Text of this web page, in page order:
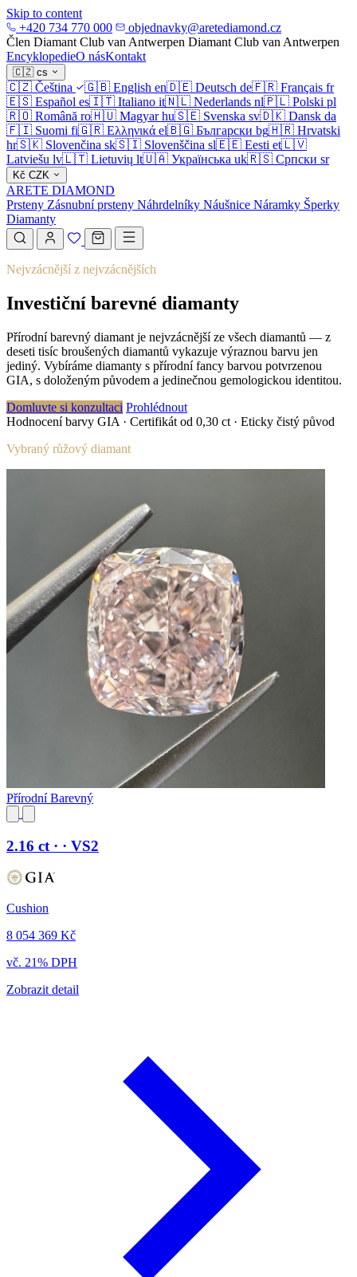
Skip to content
+420 734 770 000
objednavky@aretediamond.cz
Člen Diamant Club van Antwerpen Diamant Club van Antwerpen
EncyklopedieO násKontakt
🇨🇿 cs
🇨🇿 Čeština 🇬🇧 English en🇩🇪 Deutsch de🇫🇷 Français fr
🇪🇸 Español es🇮🇹 Italiano it🇳🇱 Nederlands nl🇵🇱 Polski pl
🇷🇴 Română ro🇭🇺 Magyar hu🇸🇪 Svenska sv🇩🇰 Dansk da
🇫🇮 Suomi fi🇬🇷 Ελληνικά el🇧🇬 Български bg🇭🇷 Hrvatski
hr🇸🇰 Slovenčina sk🇸🇮 Slovenščina sl🇪🇪 Eesti et🇱🇻
Latviešu lv🇱🇹 Lietuvių lt🇺🇦 Українська uk🇷🇸 Српски sr
Kč CZK
ARETE DIAMOND
Prsteny Zásnubní prsteny Náhrdelníky Náušnice Náramky Šperky
Diamanty
Nejvzácnější z nejvzácnějších
Investiční barevné diamanty
Přírodní barevný diamant je nejvzácnější ze všech diamantů — z
deseti tisíc broušených diamantů vykazuje výraznou barvu jen
jediný. Vybíráme diamanty s přírodní fancy barvou potvrzenou
GIA, s doloženým původem a jedinečnou gemologickou identitou.
Domluvte si konzultaci Prohlédnout
Hodnocení barvy GIA · Certifikát od 0,30 ct · Eticky čistý původ
Vybraný růžový diamant
Přírodní Barevný
2.16 ct · · VS2
Cushion
8 054 369 Kč
vč. 21% DPH
Zobrazit detail